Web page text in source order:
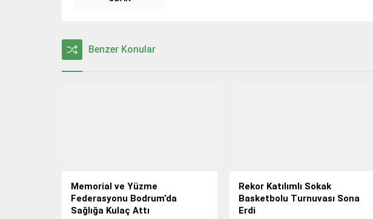
Benzer Konular
Memorial ve Yüzme
Federasyonu Bodrum’da
Sağlığa Kulaç Attı
Rekor Katılımlı Sokak
Basketbolu Turnuvası Sona
Erdi